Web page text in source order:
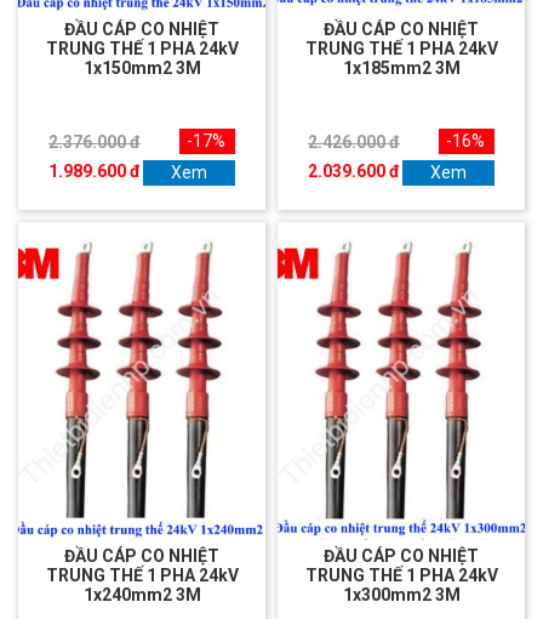
ĐẦU CÁP CO NHIỆT
TRUNG THẾ 1 PHA 24kV
1x150mm2 3M
2.376.000 đ
1.989.600 đ
-17%
Xem
ĐẦU CÁP CO NHIỆT
TRUNG THẾ 1 PHA 24kV
1x185mm2 3M
2.426.000 đ
2.039.600 đ
-16%
Xem
ĐẦU CÁP CO NHIỆT
TRUNG THẾ 1 PHA 24kV
1x240mm2 3M
ĐẦU CÁP CO NHIỆT
TRUNG THẾ 1 PHA 24kV
1x300mm2 3M